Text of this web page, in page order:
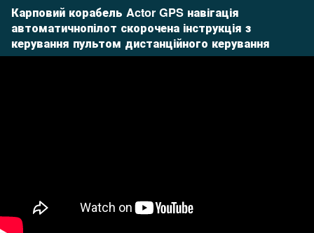
Карповий корабель Actor GPS навігація
автоматичнопілот скорочена інструкція з
керування пультом дистанційного керування